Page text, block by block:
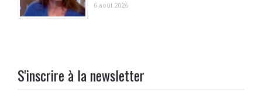
6 août 2026
S'inscrire à la newsletter